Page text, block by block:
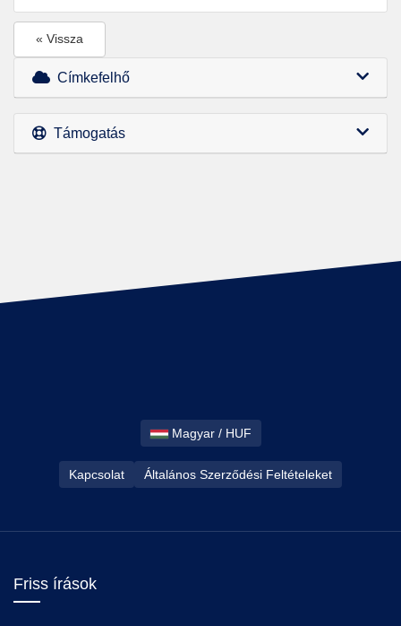
« Vissza
Címkefelhő
Támogatás
Magyar / HUF
Kapcsolat Általános Szerződési Feltételeket
Friss írások